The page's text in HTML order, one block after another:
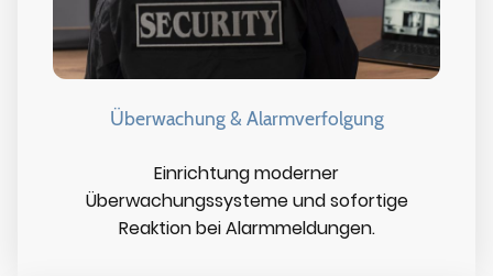
Überwachung & Alarmverfolgung
Einrichtung moderner
Überwachungssysteme und sofortige
Reaktion bei Alarmmeldungen.